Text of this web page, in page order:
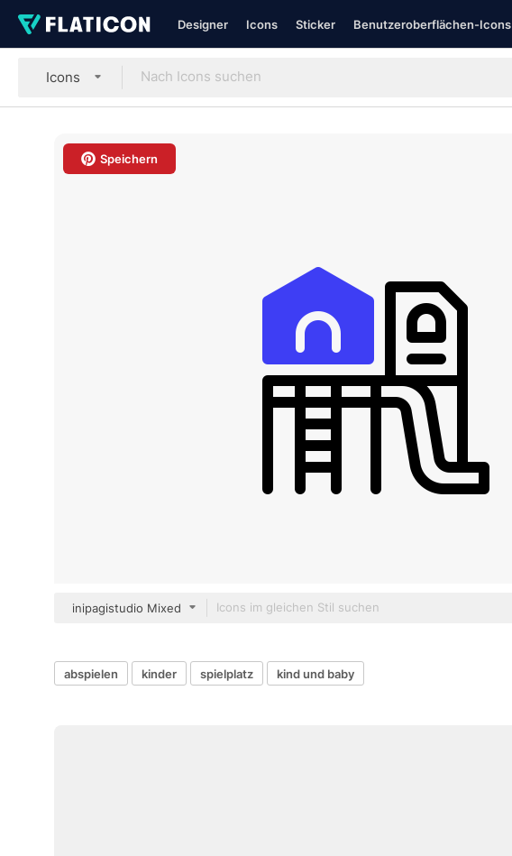
Designer Icons Sticker Benutzeroberflächen-Icons
Icons
Speichern
inipagistudio Mixed
abspielen kinder spielplatz kind und baby